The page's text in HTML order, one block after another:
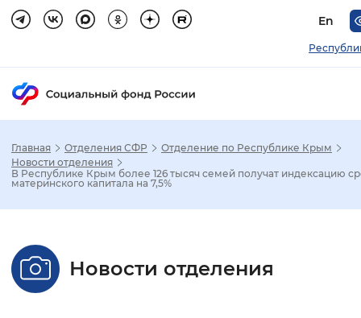
En
Стандартный Увеличенный
Главная Отделения СФР
Отделение по Республике Крым
Новости отделения
В Республике Крым более 126 тысяч семей получат индексацию
материнского капитала на 7,5%
Новости отделения